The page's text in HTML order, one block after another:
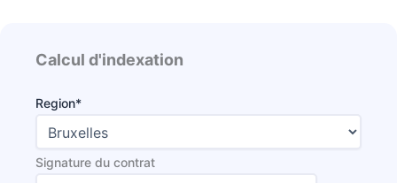
Calcul d'indexation
Region*
Signature du contrat